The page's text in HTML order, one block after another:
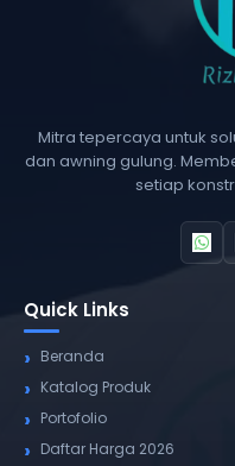
Mitra tepercaya untuk
dan awning gulung.
setiap
Quick Links
Beranda
Katalog Produk
Portofolio
Daftar Harga 2026